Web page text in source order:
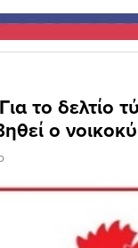
το δελτίο
ο